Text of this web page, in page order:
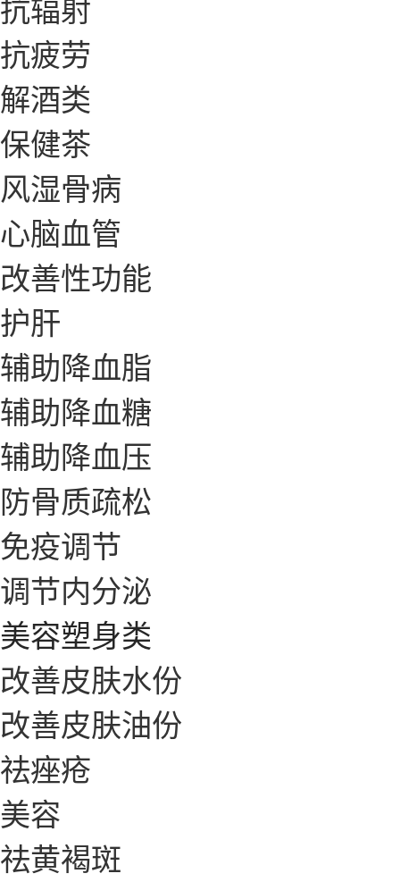
抗辐射
抗疲劳
解酒类
保健茶
风湿骨病
心脑血管
改善性功能
护肝
辅助降血脂
辅助降血糖
辅助降血压
防骨质疏松
免疫调节
调节内分泌
美容塑身类
改善皮肤水份
改善皮肤油份
祛痤疮
美容
祛黄褐斑